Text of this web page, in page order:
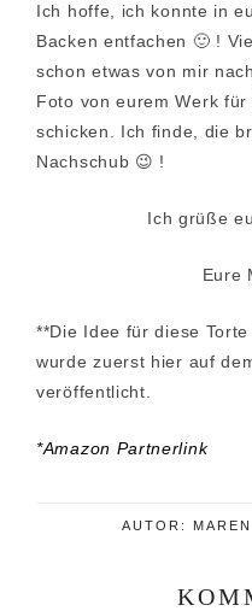
Ich hoffe, ich konnte in
Backen entfachen 🙂 !
schon etwas von mir
Foto von eurem Werk für
schicken. Ich finde, die
Nachschub 😉 !
Ich grüße
Eure
**Die Idee für diese
wurde zuerst hier auf
veröffentlicht.
*Amazon Partnerlink
AUTOR: